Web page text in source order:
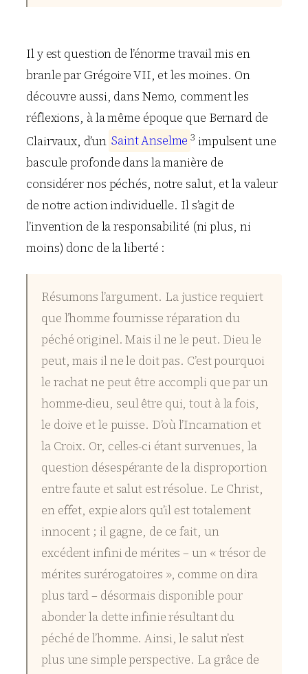
Il y est question de l’énorme travail mis en
branle par Grégoire VII, et les moines. On
découvre aussi, dans Nemo, comment les
réflexions, à la même époque que Bernard de
Clairvaux, d’un SaintAnselme 3 impulsent une
bascule profonde dans la manière de
considérer nos péchés, notre salut, et la valeur
de notre action individuelle. Il s’agit de
l’invention de la responsabilité (ni plus, ni
moins) donc de la liberté :
Résumons l’argument. La justice requiert
que l’homme fournisse réparation du
péché originel. Mais il ne le peut. Dieu le
peut, mais il ne le doit pas. C’est pourquoi
le rachat ne peut être accompli que par un
homme-dieu, seul être qui, tout à la fois,
le doive et le puisse. D’où l’Incarnation et
la Croix. Or, celles-ci étant survenues, la
question désespérante de la disproportion
entre faute et salut est résolue. Le Christ,
en effet, expie alors qu’il est totalement
innocent ; il gagne, de ce fait, un
excédent infini de mérites – un « trésor de
mérites surérogatoires », comme on dira
plus tard – désormais disponible pour
abonder la dette infinie résultant du
péché de l’homme. Ainsi, le salut n’est
plus une simple perspective. La grâce de